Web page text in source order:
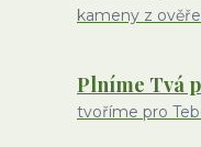
kameny z
Plníme Tvá
tvoříme pro